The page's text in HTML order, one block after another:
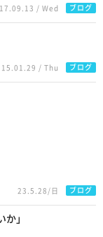
17.09.13 / Wed ブログ
15.01.29 / Thu ブログ
23.5.28/日 ブログ
か」